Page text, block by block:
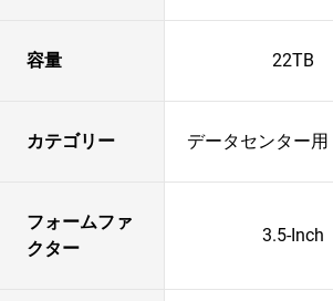
容量 22TB
カテゴリー データセンター
フォームファ
クター
3.5-Inch